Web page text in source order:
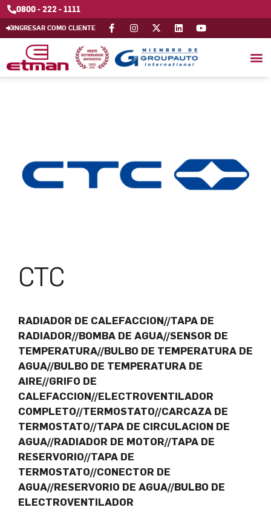
0800 - 222 - 1111
INGRESAR COMO CLIENTE
CTC
RADIADOR DE CALEFACCION//TAPA DE
RADIADOR//BOMBA DE AGUA//SENSOR DE
TEMPERATURA//BULBO DE TEMPERATURA DE
AGUA//BULBO DE TEMPERATURA DE
AIRE//GRIFO DE
CALEFACCION//ELECTROVENTILADOR
COMPLETO//TERMOSTATO//CARCAZA DE
TERMOSTATO//TAPA DE CIRCULACION DE
AGUA//RADIADOR DE MOTOR//TAPA DE
RESERVORIO//TAPA DE
TERMOSTATO//CONECTOR DE
AGUA//RESERVORIO DE AGUA//BULBO DE
ELECTROVENTILADOR